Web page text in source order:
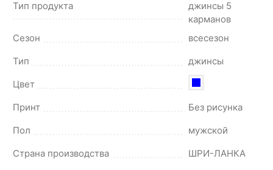
Тип продукта
джинсы 5
карманов
Сезон
всесезон
Тип
джинсы
Цвет
Принт
Без рисунка
Пол
мужской
Страна производства
ШРИ-ЛАНКА